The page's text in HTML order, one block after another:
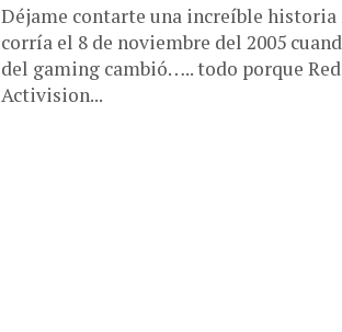
Déjame contarte una increíble historia
corría el 8 de noviembre del 2005
del gaming cambió….. todo porque
Activision...